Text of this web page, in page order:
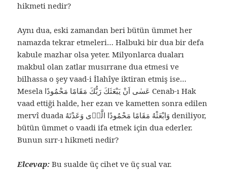
hikmeti nedir?
Aynı dua, eski zamandan beri bütün ümmet her
namazda tekrar etmeleri… Halbuki bir dua bir defa
kabule mazhar olsa yeter. Milyonlarca duaları
makbul olan zatlar musırrane dua etmesi ve
bilhassa o şey vaad-i İlahîye iktiran etmiş ise…
Mesela عَسٰى اَنْ يَبْعَثَكَ رَبُّكَ مَقَامًا مَحْمُودًا Cenab-ı Hak
vaad ettiği halde, her ezan ve kametten sonra edilen
mervî duada وَابْعَثْهُ مَقَامًا مَحْمُودًا الَّذٖى وَعَدْتَهُ deniliyor,
bütün ümmet o vaadi ifa etmek için dua ederler.
Bunun sırr-ı hikmeti nedir?
Elcevap: Bu sualde üç cihet ve üç sual var.